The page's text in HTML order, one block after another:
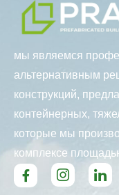
мы являемся
альтернативным
конструкций,
контейнерных,
которые мы
комплексе